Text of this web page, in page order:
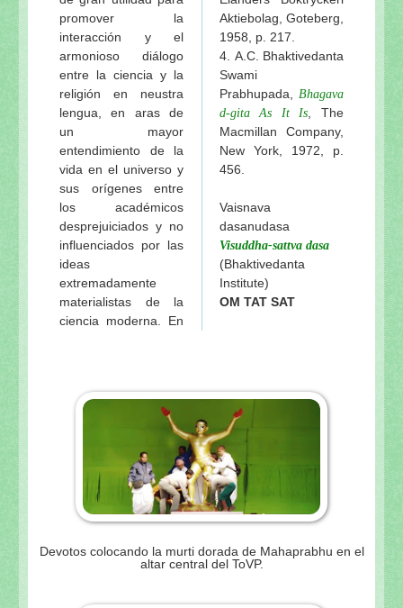
promover la
interacción y el
armonioso diálogo
entre la ciencia y la
religión en neustra
lengua, en aras de
un mayor
entendimiento de la
vida en el universo y
sus orígenes entre
los académicos
desprejuiciados y no
influenciados por las
ideas
extremadamente
materialistas de la
ciencia moderna. En
Aktiebolag, Goteberg,
1958, p. 217.
4. A.C. Bhaktivedanta
Swami
Prabhupada, Bhagava
d-gita
As It Is , The
Macmillan Company,
New York, 1972, p.
456.
Vaisnava
dasanudasa
Visuddha-sattva dasa
(Bhaktivedanta
Institute)
OM TAT SAT
Devotos colocando la murti dorada de Mahaprabhu en el
altar central del ToVP.